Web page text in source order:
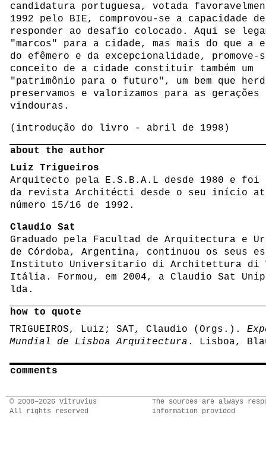
candidatura portuguesa, votada
1992 pelo BIE, comprovou-se a capacidade de
responder ao desafio colocado. Aqui se
"marcos" para a cidade, mas mais do que a
do efêmero e da excepcionalidade, promove-
conceito de a cidade constituir também um
"patrimônio para o futuro", um bem que
preservamos e valorizamos para as gerações
vindouras.
(introdução do livro - abril de 1998)
about the author
Luiz Trigueiros
Arquitecto pela E.S.B.A.L desde 1980 e
da revista Architécti desde o seu início
número 15/16 de 1992.
Claudio Sat
Graduado pela Facultad de Arquitectura e
de Córdoba, Argentina, continuou os seus
Instituto Universitario di Architettura di
Itália. Formou, em 2004, a Claudio Sat
lda.
how to quote
TRIGUEIROS, Luiz; SAT, Claudio (Orgs.).
Mundial de Lisboa Arquitectura . Lisboa,
comments
© 2000–2026 Vitruvius
All rights reserved
The sources are always
information provided